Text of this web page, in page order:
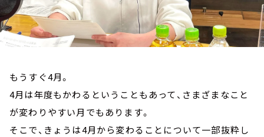
もうすぐ4月。
4月は年度もかわるということもあって、さまざまなこと
が変わりやすい月でもあります。
そこで、きょうは4月から変わることについて一部抜粋し